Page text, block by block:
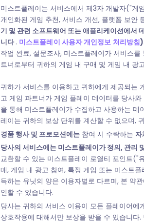
미스트플레이는 서비스에서 제3자 개발자("게
개인화된 게임 추천, 서비스 개선, 플랫폼 보안
기 및 관련 소프트웨어 또는 애플리케이션에서
니다. 미스트플레이 사용자 개인정보 처리방침)
작업 완료, 설문조사, 미스트플레이가 서비스
트너로부터 귀하의 게임 내 구매 및 게임 내 광
귀하가 서비스를 이용하고 귀하에게 제공되는
고 게임 파트너가 게임 플레이 데이터를 당사
을 통해 미스트플레이가 수집하고 사용하는
레이는 귀하의 보상 단위를 계산할 수 없으며,
경품 행사 및 프로모션에는 참여 시 수락하는 자
당사의 서비스에는 미스트플레이가 정의, 관리
교환할 수 있는 미스트플레이 로열티 포인트("
매, 게임 내 광고 참여, 특정 게임 또는 미스트
득하는 유닛의 양은 이용자별로 다르며, 본 약
인할 수 있습니다.
당사는 귀하의 서비스 이용이 모든 플레이어
상호작용에 대해서만 보상을 받을 수 있습니다.